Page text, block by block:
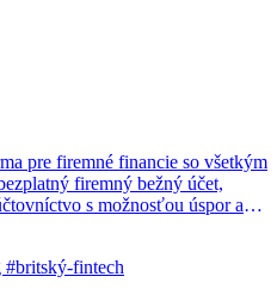
pre firemné financie so všetkým
firemný bežný účet,
s možnosťou úspor a
#britský-fintech